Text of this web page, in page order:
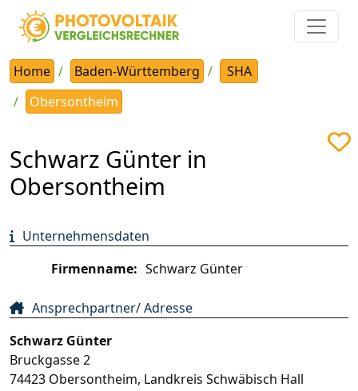
Home Baden-Württemberg
SHA
Obersontheim
Schwarz Günter in
Obersontheim
Unternehmensdaten
Firmenname: Schwarz Günter
Ansprechpartner/ Adresse
Schwarz Günter
Bruckgasse 2
74423 Obersontheim, Landkreis Schwäbisch Hall